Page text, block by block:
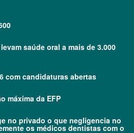
saúde oral a mais de 3.000
com candidaturas abertas
máxima da EFP
no privado o que negligencia no
os médicos dentistas com o